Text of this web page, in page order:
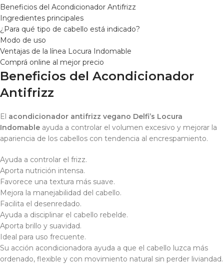
Beneficios del Acondicionador Antifrizz
Ingredientes principales
¿Para qué tipo de cabello está indicado?
Modo de uso
Ventajas de la línea Locura Indomable
Comprá online al mejor precio
Beneficios del Acondicionador
Antifrizz
El acondicionador antifrizz vegano Delfi’s Locura
Indomable ayuda a controlar el volumen excesivo y mejorar la
apariencia de los cabellos con tendencia al encrespamiento.
Ayuda a controlar el frizz.
Aporta nutrición intensa.
Favorece una textura más suave.
Mejora la manejabilidad del cabello.
Facilita el desenredado.
Ayuda a disciplinar el cabello rebelde.
Aporta brillo y suavidad.
Ideal para uso frecuente.
Su acción acondicionadora ayuda a que el cabello luzca más
ordenado, flexible y con movimiento natural sin perder liviandad.